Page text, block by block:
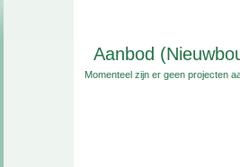
Aanbod
Momenteel zijn er geen projecten